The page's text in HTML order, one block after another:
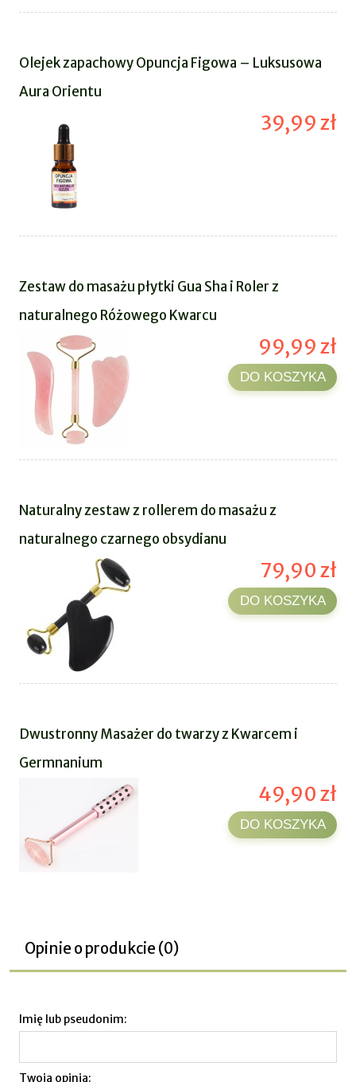
Olejek zapachowy Opuncja Figowa – Luksusowa
Aura Orientu
39,99 zł
Zestaw do masażu płytki Gua Sha i Roler z
naturalnego Różowego Kwarcu
99,99 zł
DO KOSZYKA
Naturalny zestaw z rollerem do masażu z
naturalnego czarnego obsydianu
79,90 zł
DO KOSZYKA
Dwustronny Masażer do twarzy z Kwarcem i
Germnanium
49,90 zł
DO KOSZYKA
Opinie o produkcie (0)
Imię lub pseudonim:
Twoja opinia: